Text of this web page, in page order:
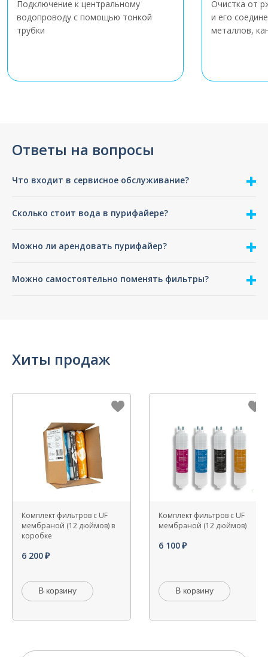
Подключение к центральному
водопроводу с помощью тонкой
трубки
Очистка от
и его
металлов,
Ответы на вопросы
Что входит в сервисное обслуживание?
Сколько стоит вода в пурифайере?
Можно ли арендовать пурифайер?
Можно самостоятельно поменять фильтры?
Хиты продаж
Комплект фильтров с UF
мембраной (12 дюймов) в
коробке
6 200
В корзину
Комплект фильтров с UF
мембраной (12 дюймов)
6 100
В корзину